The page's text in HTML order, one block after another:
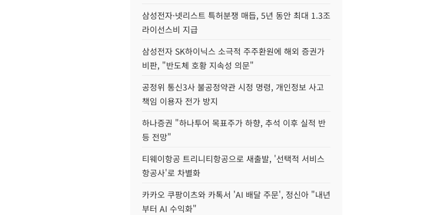
삼성전자·넷리스트 특허분쟁 매듭, 5년 동안 최대 1.3조
라이선스비 지급
삼성전자 SK하이닉스 소극적 주주환원에 해외 증권가
비판, "반도체 호황 지속성 의문"
공정위 통신3사 불공정약관 시정 명령, 개인정보 사고
책임 이용자 전가 방지
하나증권 "하나투어 목표주가 하향, 추석 이후 실적 반
등 전망"
티웨이항공 트리니티항공으로 새출발, '선택적 서비스
항공사'로 차별화
카카오 쿠팡이츠와 카톡서 'AI 배달 주문', 정신아 "내년
부터 AI 수익화"